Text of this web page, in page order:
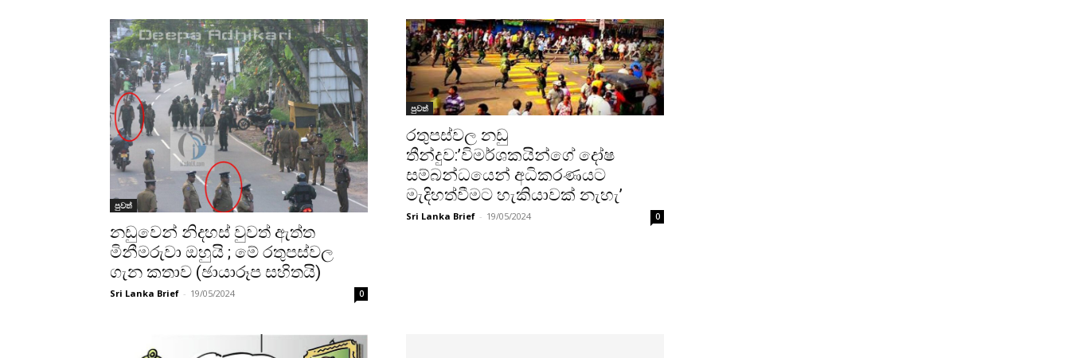
පුවත්
නඩුවෙන් නිදහස් වුවත් ඇත්ත
මිනීමරුවා ඔහුයි ; මේ රතුපස්වල
ගැන කතාව (ඡායාරූප සහිතයි)
Sri Lanka Brief - 19/05/2024 0
පුවත්
රතුපස්වල නඩු
තීන්දුව:’විමර්ශකයින්ගේ දෝෂ
සම්බන්ධයෙන් අධිකරණයට
මැදිහත්වීමට හැකියාවක් නැහැ’
Sri Lanka Brief - 19/05/2024 0